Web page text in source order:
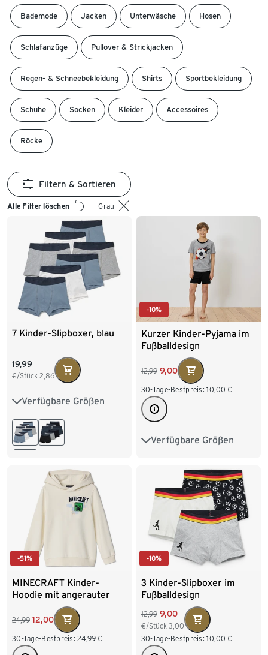
Bademode Jacken Unterwäsche Hosen
Schlafanzüge Pullover & Strickjacken
Regen- & Schneebekleidung Shirts Sportbekleidung
Schuhe Socken Kleider Accessoires
Röcke
Alle Filter löschen Grau
Filtern & Sortieren
7 Kinder-Slipboxer, blau
19,99
€/Stück 2,86
Verfügbare Größen
122/128 134/140
146/152
-10%
Kurzer Kinder-Pyjama im
Fußballdesign
12,99 9,00
30-Tage-Bestpreis: 10,00 €
Verfügbare Größen
98/104 110/116
146/152 158/164
-51%
MINECRAFT Kinder-
Hoodie mit angerauter
24,99 12,00
30-Tage-Bestpreis: 24,99 €
-10%
3 Kinder-Slipboxer im
Fußballdesign
12,99 9,00
€/Stück 3,00
30-Tage-Bestpreis: 10,00 €